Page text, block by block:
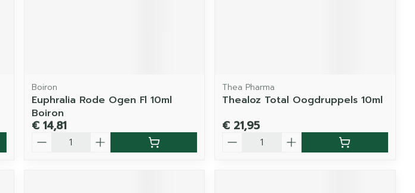
Boiron
Euphralia Rode Ogen Fl 10ml
Boiron
€ 14,81
Thea Pharma
Thealoz Total Oogdruppels 10ml
€ 21,95